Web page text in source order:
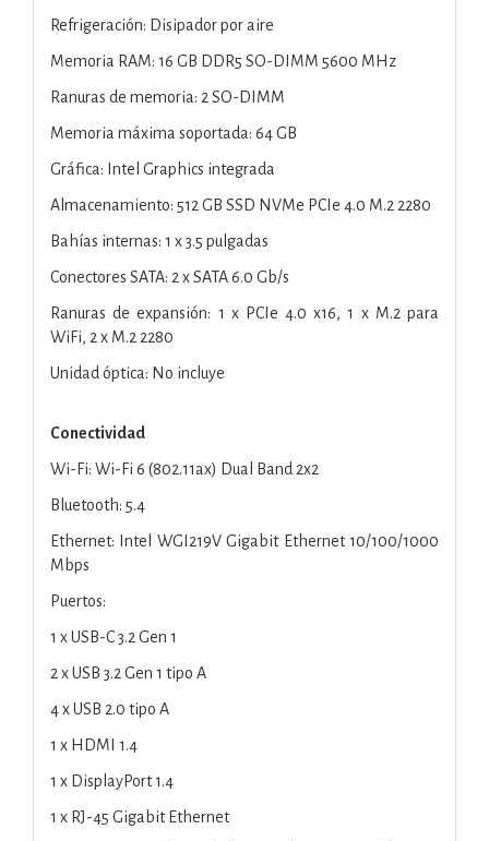
Refrigeración: Disipador por aire
Memoria RAM: 16 GB DDR5 SO-DIMM 5600 MHz
Ranuras de memoria: 2 SO-DIMM
Memoria máxima soportada: 64 GB
Gráfica: Intel Graphics integrada
Almacenamiento: 512 GB SSD NVMe PCIe 4.0 M.2 2280
Bahías internas: 1 x 3.5 pulgadas
Conectores SATA: 2 x SATA 6.0 Gb/s
Ranuras de expansión: 1 x PCIe 4.0 x16, 1 x M.2 para
WiFi, 2 x M.2 2280
Unidad óptica: No incluye
Conectividad
Wi-Fi: Wi-Fi 6 (802.11ax) Dual Band 2x2
Bluetooth: 5.4
Ethernet: Intel WGI219V Gigabit Ethernet 10/100/1000
Mbps
Puertos:
1 x USB-C 3.2 Gen 1
2 x USB 3.2 Gen 1 tipo A
4 x USB 2.0 tipo A
1 x HDMI 1.4
1 x DisplayPort 1.4
1 x RJ-45 Gigabit Ethernet